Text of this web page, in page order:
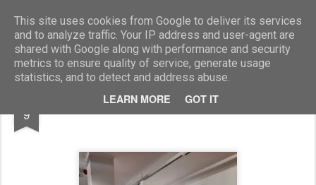
This site uses cookies from Google to deliver its services
and to analyze traffic. Your IP address and user-agent are
shared with Google along with performance and security
metrics to ensure quality of service, generate usage
statistics, and to detect and address abuse.
LEARN MORE GOT IT
Marcellino Radogna - Fotonotizie per la stampa
9 Museo della Val Gardena